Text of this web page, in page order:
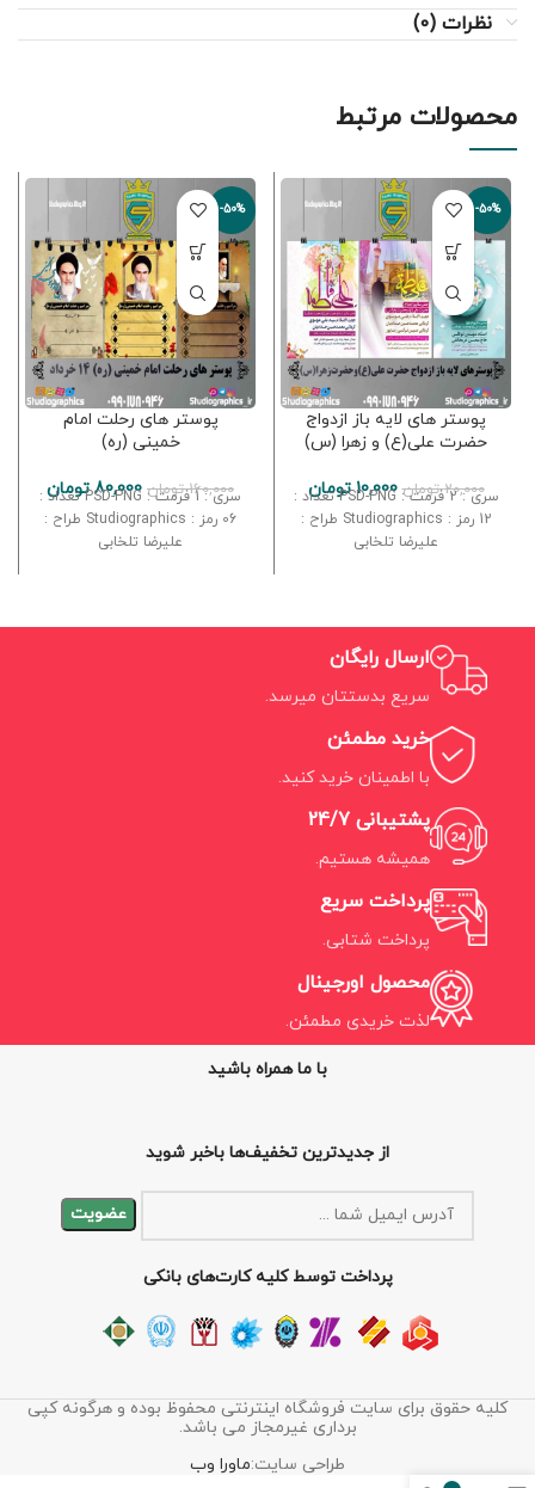
نظرات (0)
محصولات مرتبط
-50%
پوستر های لایه باز ازدواج
حضرت علی(ع) و زهرا (س)
20,000 تومان 10,000 تومان
سری : 2 فرمت : PSD-PNG تعداد :
12 رمز : Studiographics طراح :
علیرضا تلخابی
-50%
پوستر های رحلت امام
خمینی (ره)
160,000 تومان 80,000 تومان
سری : 1 فرمت : PSD-PNG تعداد :
06 رمز : Studiographics طراح :
علیرضا تلخابی
ارسال رایگان
سریع بدستتان میرسد.
خرید مطمئن
با اطمینان خرید کنید.
پشتیبانی 24/7
همیشه هستیم.
پرداخت سریع
پرداخت شتابی.
محصول اورجینال
لذت خریدی مطمئن.
با ما همراه باشید
از جدیدترین تخفیف‌ها باخبر شوید
پرداخت توسط کلیه کارت‌های بانکی
کلیه حقوق برای سایت فروشگاه اینترنتی محفوظ بوده و هرگونه کپی
برداری غیرمجاز می باشد.
طراحی سایت:ماورا وب